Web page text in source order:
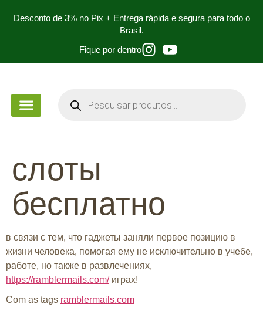
Desconto de 3% no Pix + Entrega rápida e segura para todo o
Brasil.
Fique por dentro
слоты
бесплатно
в связи с тем, что гаджеты заняли первое позицию в
жизни человека, помогая ему не исключительно в учебе,
работе, но также в развлечениях,
https://ramblermails.com/играх!
Com as tags ramblermails.com